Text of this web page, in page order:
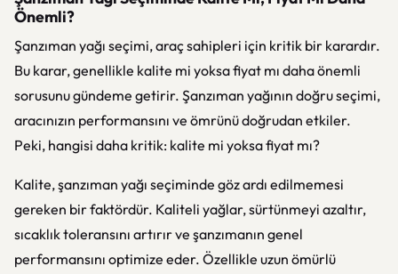
Önemli?
Şanzıman yağı seçimi, araç sahipleri için kritik bir karardır.
Bu karar, genellikle kalite mi yoksa fiyat mı daha önemli
sorusunu gündeme getirir. Şanzıman yağının doğru seçimi,
aracınızın performansını ve ömrünü doğrudan etkiler.
Peki, hangisi daha kritik: kalite mi yoksa fiyat mı?
Kalite, şanzıman yağı seçiminde göz ardı edilmemesi
gereken bir faktördür. Kaliteli yağlar, sürtünmeyi azaltır,
sıcaklık toleransını artırır ve şanzımanın genel
performansını optimize eder. Özellikle uzun ömürlü